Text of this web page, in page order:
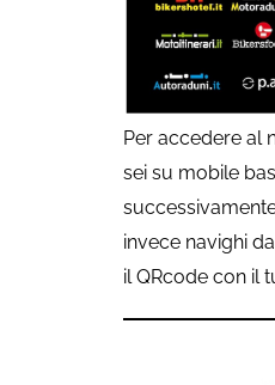
Per accedere al
sei su mobile
invece navighi
il QRcode con il